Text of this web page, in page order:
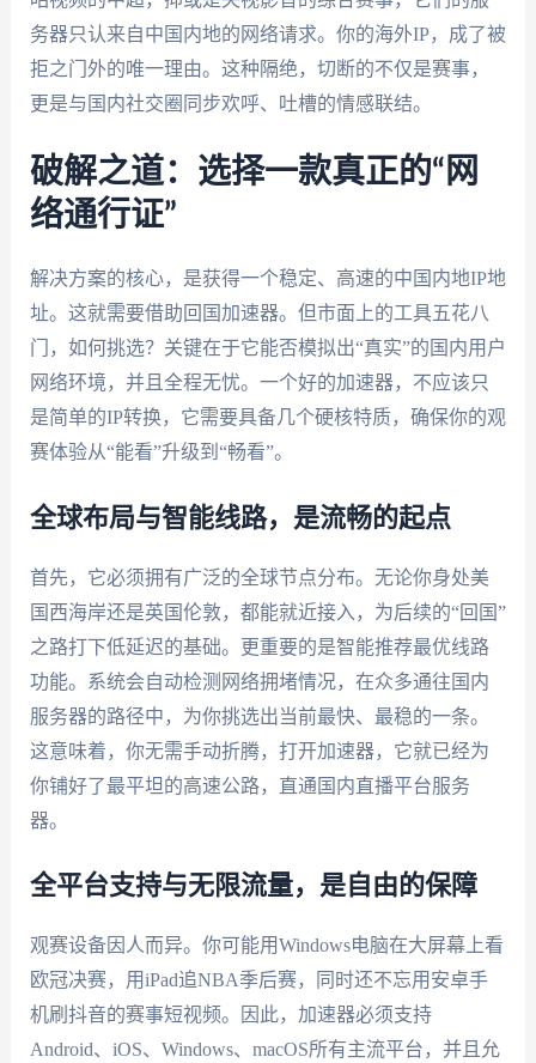
务器只认来自中国内地的网络请求。你的海外IP，成了被
拒之门外的唯一理由。这种隔绝，切断的不仅是赛事，
更是与国内社交圈同步欢呼、吐槽的情感联结。
破解之道：选择一款真正的“网
络通行证”
解决方案的核心，是获得一个稳定、高速的中国内地IP地
址。这就需要借助回国加速器。但市面上的工具五花八
门，如何挑选？关键在于它能否模拟出“真实”的国内用户
网络环境，并且全程无忧。一个好的加速器，不应该只
是简单的IP转换，它需要具备几个硬核特质，确保你的观
赛体验从“能看”升级到“畅看”。
全球布局与智能线路，是流畅的起点
首先，它必须拥有广泛的全球节点分布。无论你身处美
国西海岸还是英国伦敦，都能就近接入，为后续的“回国”
之路打下低延迟的基础。更重要的是智能推荐最优线路
功能。系统会自动检测网络拥堵情况，在众多通往国内
服务器的路径中，为你挑选出当前最快、最稳的一条。
这意味着，你无需手动折腾，打开加速器，它就已经为
你铺好了最平坦的高速公路，直通国内直播平台服务
器。
全平台支持与无限流量，是自由的保障
观赛设备因人而异。你可能用Windows电脑在大屏幕上看
欧冠决赛，用iPad追NBA季后赛，同时还不忘用安卓手
机刷抖音的赛事短视频。因此，加速器必须支持
Android、iOS、Windows、macOS所有主流平台，并且允